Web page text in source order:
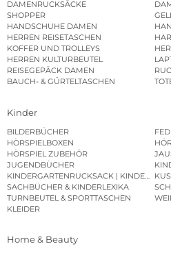
DAMENRUCKSÄCKE
SHOPPER
HANDSCHUHE DAMEN
HERREN REISETASCHEN
KOFFER UND TROLLEYS
HERREN KULTURBEUTEL
REISEGEPÄCK DAMEN
BAUCH- & GÜRTELTASCHEN
Kinder
BILDERBÜCHER
HÖRSPIELBOXEN
HÖRSPIEL ZUBEHÖR
JUGENDBÜCHER
KINDERGARTENRUCKSACK |
SACHBÜCHER & KINDERLEXIKA
TURNBEUTEL & SPORTTASCHEN
KLEIDER
Home & Beauty